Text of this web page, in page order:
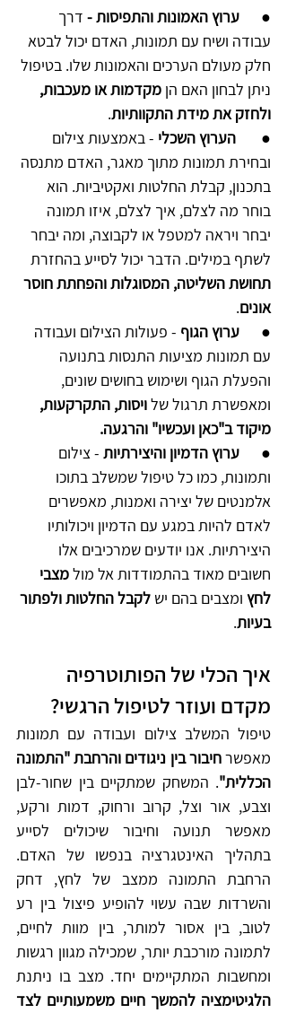
● ערוץ האמונות והתפיסות - דרך
עבודה ושיח עם תמונות, האדם יכול לבטא
חלק מעולם הערכים והאמונות שלו. בטיפול
ניתן לבחון האם הן מקדמות או מעכבות,
ולחזק את מידת התקוותיות.
●
הערוץ השכלי - באמצעות צילום
ובחירת תמונות מתוך מאגר, האדם מתנסה
בתכנון, קבלת החלטות ואקטיביות. הוא
בוחר מה לצלם, איך לצלם, איזו תמונה
יבחר ויראה למטפל או לקבוצה, ומה יבחר
לשתף במילים. הדבר יכול לסייע בהחזרת
תחושת השליטה, המסוגלות והפחתת חוסר
אונים.
● ערוץ הגוף - פעולות הצילום ועבודה
עם תמונות מציעות התנסות בתנועה
והפעלת הגוף ושימוש בחושים שונים,
ומאפשרת תרגול של ויסות, התקרקעות,
מיקוד ב"כאן ועכשיו" והרגעה.
● ערוץ הדמיון והיצירתיות - צילום
ותמונות, כמו כל טיפול שמשלב בתוכו
אלמנטים של יצירה ואמנות, מאפשרים
לאדם להיות במגע עם הדמיון ויכולותיו
היצירתיות. אנו יודעים שמרכיבים אלו
חשובים מאוד בהתמודדות אל מול מצבי
לחץ ומצבים בהם יש לקבל החלטות ולפתור
בעיות.
איך הכלי של הפותוטרפיה
מקדם ועוזר לטיפול הרגשי?
מאפשר
הכללית"
ומחשבות המתקיימים יחד. מצב בו ניתנת